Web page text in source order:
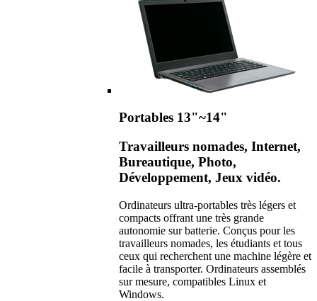
Portables 13"~14"
Travailleurs nomades, Internet,
Bureautique, Photo,
Développement, Jeux vidéo.
Ordinateurs ultra-portables très légers et
compacts offrant une très grande
autonomie sur batterie. Conçus pour les
travailleurs nomades, les étudiants et tous
ceux qui recherchent une machine légère et
facile à transporter. Ordinateurs assemblés
sur mesure, compatibles Linux et
Windows.